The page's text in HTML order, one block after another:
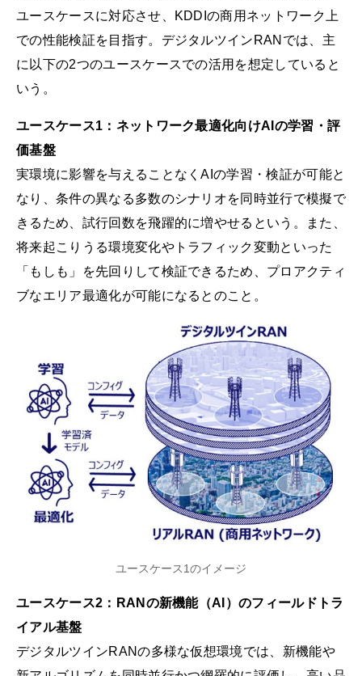
ユースケースに対応させ、KDDIの商用ネットワーク上
での性能検証を目指す。デジタルツインRANでは、主
に以下の2つのユースケースでの活用を想定していると
いう。
ユースケース1：ネットワーク最適化向けAIの学習・評
価基盤
実環境に影響を与えることなくAIの学習・検証が可能と
なり、条件の異なる多数のシナリオを同時並行で模擬で
きるため、試行回数を飛躍的に増やせるという。また、
将来起こりうる環境変化やトラフィック変動といった
「もしも」を先回りして検証できるため、プロアクティ
ブなエリア最適化が可能になるとのこと。
ユースケース1のイメージ
ユースケース2：RANの新機能（AI）のフィールドトラ
イアル基盤
デジタルツインRANの多様な仮想環境では、新機能や